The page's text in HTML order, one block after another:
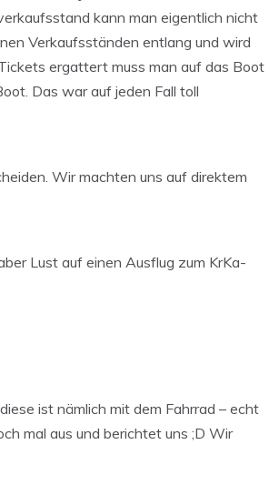
kann man eigentlich nicht
Verkaufsständen entlang und wird
ergattert muss man auf das Boot
Das war auf jeden Fall toll
Wir machten uns auf direktem
Lust auf einen Ausflug zum KrKa-
ist nämlich mit dem Fahrrad – echt
mal aus und berichtet uns ;D Wir